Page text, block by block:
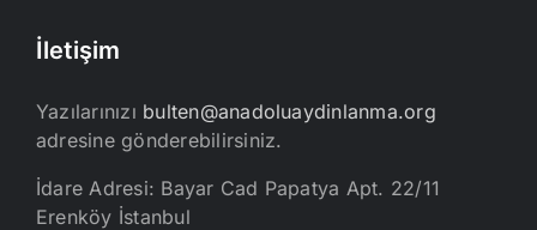
İletişim
Yazılarınızı bulten@anadoluaydinlanma.org
adresine gönderebilirsiniz.
İdare Adresi: Bayar Cad Papatya Apt. 22/11
Erenköy İstanbul